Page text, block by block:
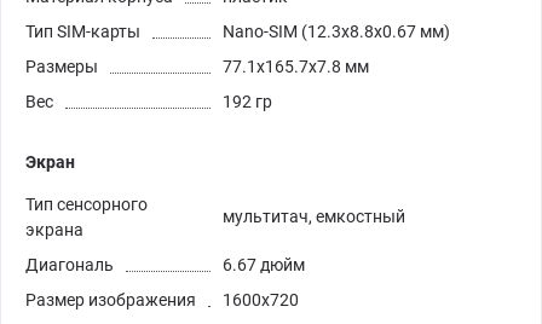
Тип SIM-карты
Nano-SIM (12.3x8.8x0.67 мм)
Размеры
77.1x165.7x7.8 мм
Вес
192 гр
Экран
Тип сенсорного
экрана
мультитач, емкостный
Диагональ
6.67 дюйм
Размер изображения
1600x720